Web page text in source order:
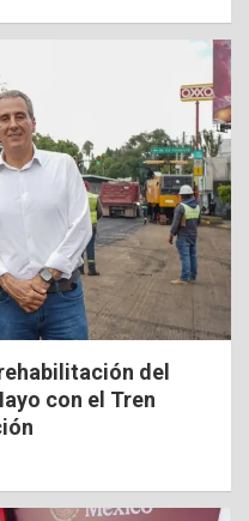
del
con el Tren